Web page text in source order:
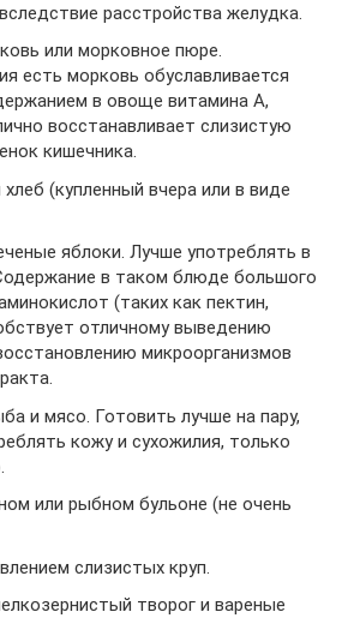
расстройства желудка.
или морковное пюре.
есть морковь обуславливается
в овоще витамина А,
восстанавливает слизистую
кишечника.
(купленный вчера или в виде
яблоки. Лучше употреблять в
в таком блюде большого
(таких как пектин,
отличному выведению
микроорганизмов
и мясо. Готовить лучше на пару,
кожу и сухожилия, только
или рыбном бульоне (не очень
слизистых круп.
творог и вареные